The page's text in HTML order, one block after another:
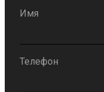
Имя
Телефон